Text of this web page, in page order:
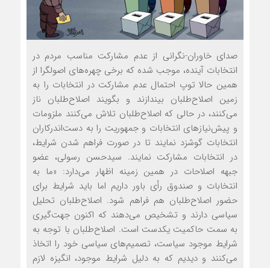
صدای خاوران-نگرانی از عدم مشارکت مناسب مردم در
انتخابات آینده، موجب شده که برخي چهره‌هاي اصولگرا از
همین حالا توپ احتمال عدم مشاركت در انتخابات را به
زمين اصلاح‌طلبان بيندازند و بگویند اصلاح‌طلبان ناز
مي‌كنند، در حالی که اصلاح‌طلبان تلاش می‌کنند ملزومات
و پیش‌نیازهای انتخابات و جمهوريت را به دست‌اندرکاران
انتخابات گوشزد نمایند تا در صورت فراهم شدن شرایط،
در انتخابات مشارکت نمایند. سیدحسن رسولی، عضو
جبهه اصلاحات در همین زمینه اظهار می‌دارد: «ما به
انتخابات و صندوق رأی باور داریم اما باید شرایط برای
حضور اصلاح‌طلبان هم فراهم شود. اصلاح‌طلبان تحلیل
سیاسی دارند و تشخیص می‌دهند که اکنون جهت‌گیری
به سمت حاکمیت‌ یکدست است. اصلاح‌طلبان با توجه به
شرایط موجود سیاست، تصمیم‌های سیاسی خود را اتخاذ
می‌کنند و دیدیم که به دلیل شرایط موجود، انگیزه لازم